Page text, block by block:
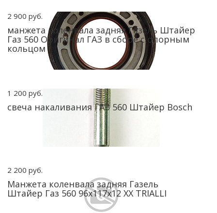
2 900 руб.
манжета коленвала задняя Газель Штайер
Газ 560 Оригинал ГАЗ в сборе с опорным
кольцом
1 200 руб.
свеча накаливания ГАЗ 560 Штайер Bosch
2 200 руб.
Манжета коленвала задняя Газель
Штайер Газ 560 96х117х12 ХХ TRIALLI